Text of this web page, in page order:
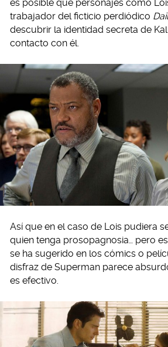
es posible que personajes como
trabajador del ficticio perdiódico
descubrir la identidad secreta de
contacto con él.
Así que en el caso de Lois pudiera
quien tenga prosopagnosia… pero
se ha sugerido en los cómics o
disfraz de Superman parece
es efectivo.